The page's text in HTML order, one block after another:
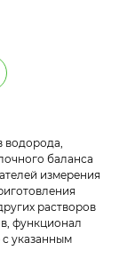
водорода,
баланса
измерения
растворов
функционал
указанным